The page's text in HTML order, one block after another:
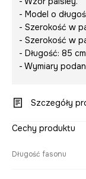
- Model o
- Szerokość w
- Szerokość w
- Długość: 85
- Wymiary
Szczegóły
Cechy produktu
Długość fasonu